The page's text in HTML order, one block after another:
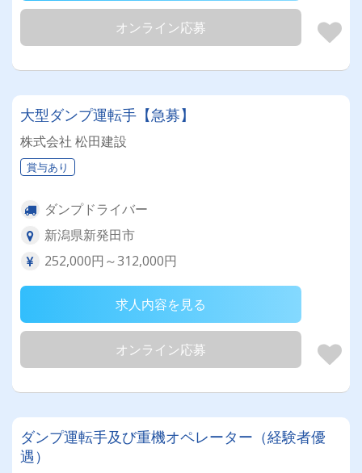
オンライン応募
大型ダンプ運転手【急募】
株式会社 松田建設
賞与あり
ダンプドライバー
新潟県新発田市
252,000円～312,000円
求人内容を見る
オンライン応募
ダンプ運転手及び重機オペレーター（経験者優
遇）